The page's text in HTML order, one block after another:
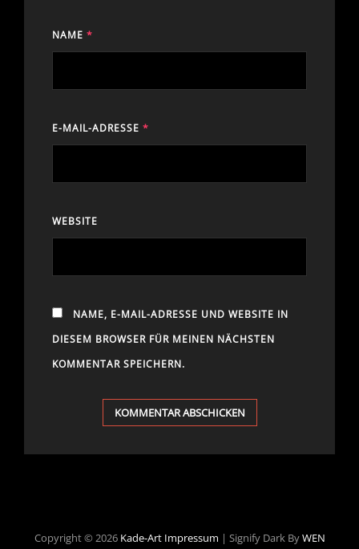
NAME *
E-MAIL-ADRESSE *
WEBSITE
NAME, E-MAIL-ADRESSE UND WEBSITE IN
DIESEM BROWSER FÜR MEINEN NÄCHSTEN
KOMMENTAR SPEICHERN.
Copyright © 2026 Kade-Art Impressum | Signify Dark ByWEN